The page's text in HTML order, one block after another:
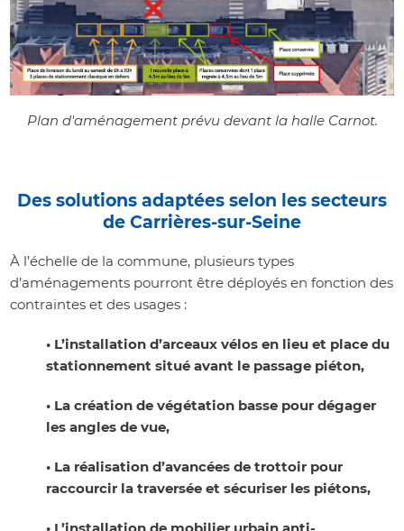
Plan d'aménagement prévu devant la halle Carnot.
Des solutions adaptées selon les secteurs
de Carrières-sur-Seine
À l’échelle de la commune, plusieurs types
d’aménagements pourront être déployés en fonction des
contraintes et des usages :
• L’installation d’arceaux vélos en lieu et place du
stationnement situé avant le passage piéton,
• La création de végétation basse pour dégager
les angles de vue,
• La réalisation d’avancées de trottoir pour
raccourcir la traversée et sécuriser les piétons,